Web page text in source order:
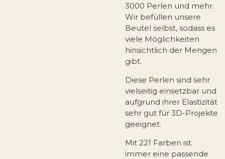
3000 Perlen und mehr.
Wir befüllen unsere
Beutel selbst, sodass es
viele Möglichkeiten
hinsichtlich der Mengen
gibt.
Diese Perlen sind sehr
vielseitig einsetzbar und
aufgrund ihrer Elastizität
sehr gut für 3D-Projekte
geeignet.
Mit 221 Farben ist
immer eine passende